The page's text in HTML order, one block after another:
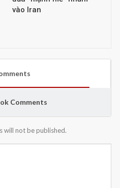
vào Iran
Comments
will not be published.